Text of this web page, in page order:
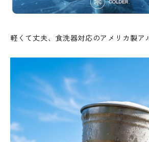
軽くて丈夫、食洗器対応のアメリカ製ア